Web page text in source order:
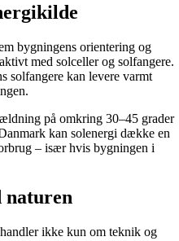
bygningens orientering og
med solceller og solfangere.
solfangere kan levere varmt
på omkring 30–45 grader
kan solenergi dække en
– især hvis bygningen i
naturen
ikke kun om teknik og